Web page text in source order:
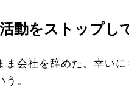
動をストップ
会社を辞めた。幸い
。